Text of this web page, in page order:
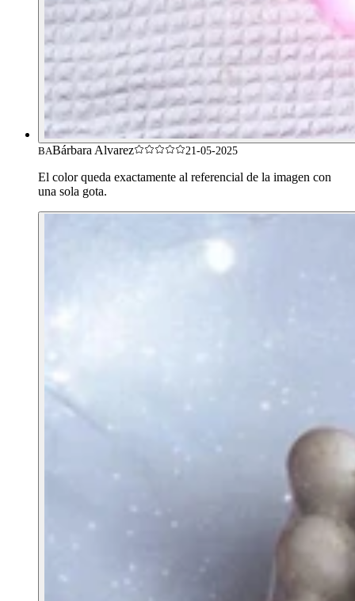
BABárbara Alvarez 21-05-2025
El color queda exactamente al referencial de la imagen con
una sola gota.